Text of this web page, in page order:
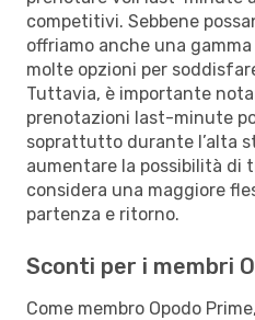
competitivi. Sebbene
offriamo anche una
molte opzioni per
Tuttavia, è importante
prenotazioni last-minute
soprattutto durante l’alta
aumentare la possibilità di
considera una maggiore
partenza e ritorno.
Sconti per i membri
Come membro Opodo